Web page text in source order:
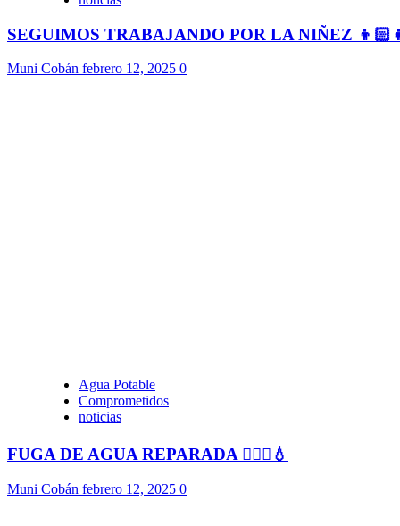
SEGUIMOS TRABAJANDO POR LA NIÑEZ
Muni Cobán febrero 12, 2025 0
Agua Potable
Comprometidos
noticias
FUGA DE AGUA REPARADA 👷🏻‍♂️💧
Muni Cobán febrero 12, 2025 0